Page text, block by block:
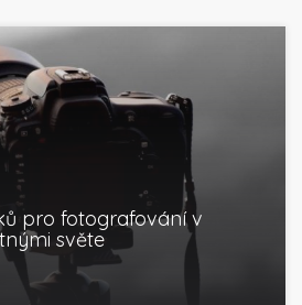
pro fotografování v
světe